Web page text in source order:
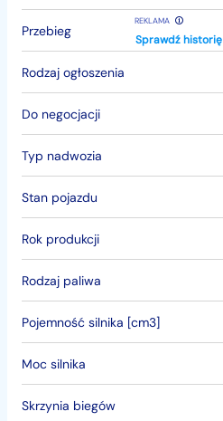
Przebieg
REKLAMA
Sprawdź historię
Rodzaj ogłoszenia
Do negocjacji
Typ nadwozia
Stan pojazdu
Rok produkcji
Rodzaj paliwa
Pojemność silnika [cm3]
Moc silnika
Skrzynia biegów